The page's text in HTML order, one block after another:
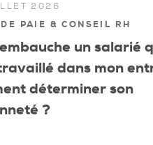
2026
PAIE & CONSEIL RH
un salarié
dans mon
déterminer son
?